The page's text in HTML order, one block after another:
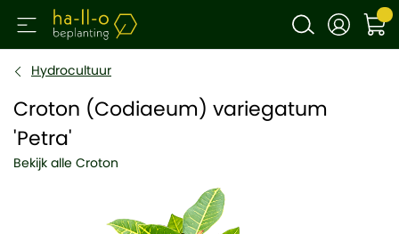
Hydrocultuur
Croton (Codiaeum) variegatum
'Petra'
Bekijk alle Croton